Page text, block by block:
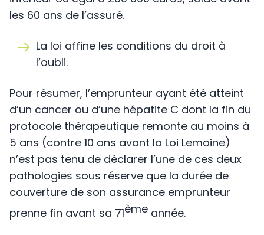
les 60 ans de l’assuré.
La loi affine les conditions du droit à
l’oubli.
Pour résumer, l’emprunteur ayant été atteint
d’un cancer ou d’une hépatite C dont la fin du
protocole thérapeutique remonte au moins à
5 ans (contre 10 ans avant la Loi Lemoine)
n’est pas tenu de déclarer l’une de ces deux
pathologies sous réserve que la durée de
couverture de son assurance emprunteur
prenne fin avant sa 71ème année.